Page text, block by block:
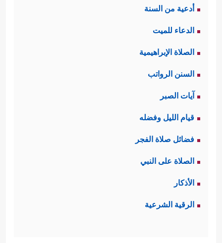
أدعية من السنة
الدعاء للميت
الصلاة الإبراهيمية
السنن الرواتب
آيات الصبر
قيام الليل وفضله
فضائل صلاة الفجر
الصلاة على النبي
الأذكار
الرقية الشرعية